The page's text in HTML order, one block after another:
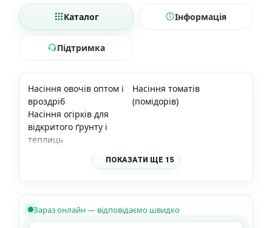
Каталог Інформація
Підтримка
Насіння овочів оптом і
вроздріб
Насіння томатів
(помідорів)
Насіння огірків для
відкритого ґрунту і
теплиць
ПОКАЗАТИ ЩЕ 15
Зараз онлайн — відповідаємо швидко